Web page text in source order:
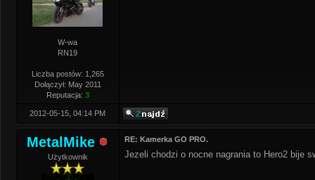
W-wa
RN19
Liczba postów: 1,265
Dołączył: May 2011
Reputacja: 3
2012-05-15, 04:14 PM
MetalMike
Użytkownik
RE: Kamerka GO PRO.
Jezeli chodzi o nocne nagrania to Hero2 bije